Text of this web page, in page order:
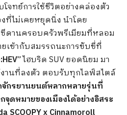
จทย์การใช้ชีวิตอย่างคล่องตัว
ที่ไม่เคยหยุดนิ่ง นำโดย
ดานครอบครัวพรีเมียมที่หลอม
เข้ากับสมรรถนะการขับขี่ที่
ไฮบริด SUV ยอดนิยม มา
านที่ลงตัว ตอบรับทุกไลฟ์สไตล์
กรยานยนต์หลากหลายรุ่นที่
ดหมายของเมืองได้อย่างอิสระ